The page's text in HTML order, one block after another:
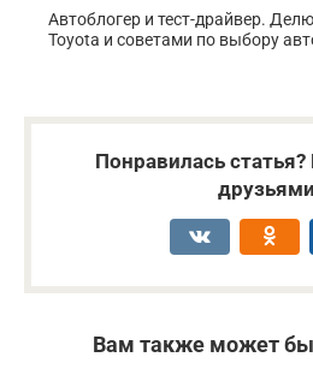
Автоблогер и тест-драйвер.
Toyota и советами по выбору
Понравилась
Вам также может